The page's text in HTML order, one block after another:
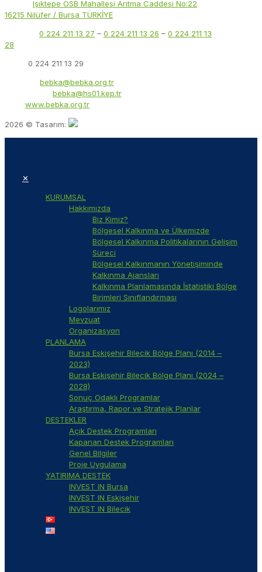
Işıktepe OSB Mahallesi Arıtma Caddesi No:22
16215 Nilüfer / Bursa TÜRKİYE
0 224 211 13 27 – 0 224 211 13 26 – 0 224 211 13
28
0 224 211 13 29
bebka@bebka.org.tr
bebka@hs01.kep.tr
www.bebka.org.tr
2026 © Tasarım:
✕
KURUMSAL
Hakkımızda
Biz Kimiz?
Bölgesel Kalkınma ve Ülkemizde
Bölgesel Kalkınma Politikalarının Gelişim
Süreci
Bölgesel Kalkınmanın Yönetişiminde
Kalkınma Ajansları
Kalkınma Planlamasında İstatistiki Bölge
Birimleri Sınıflandırması
Logolarımız
Mevzuat
Organizasyon
PLANLAMA
Bursa Eskişehir Bilecik Bölge Planı (2014 –
2023)
Bursa Eskişehir Bilecik Bölge Planı (2024 –
2028)
Sonuç Odaklı Programlar
Araştırma, Rapor ve Stratejik Planlar
DESTEKLER
Açık Destek Programları
Kapanan Destek Programları
Genel Bilgiler
Proje Uygulama
YATIRIMA DESTEK
INVEST IN Bursa
INVEST IN Eskişehir
INVEST IN Bilecik